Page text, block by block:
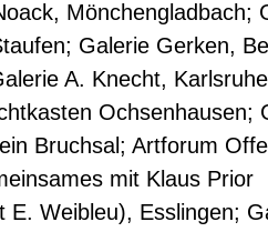
Mönchengladbach;
Galerie Gerken,
A. Knecht, Karlsruhe
Ochsenhausen;
Bruchsal; Artforum
mit Klaus Prior
Weibleu), Esslingen;